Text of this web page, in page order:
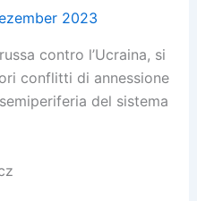
2023
contro l’Ucraina, si
conflitti di annessione
del sistema